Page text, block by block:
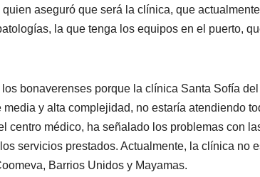
aseguró que será la clínica, que
la que tenga los equipos en el puerto,
bonaverenses porque la clínica Santa Sofía
y alta complejidad, no estaría atendiendo
centro médico, ha señalado los problemas con
servicios prestados. Actualmente, la clínica no
Barrios Unidos y Mayamas.